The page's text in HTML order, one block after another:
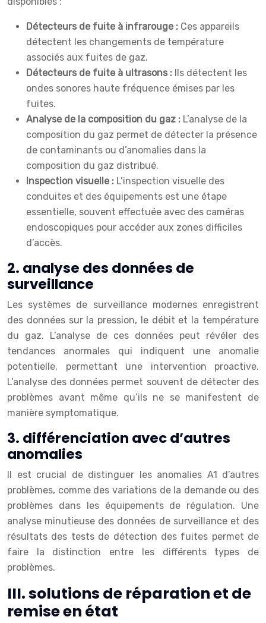
Détecteurs de fuite à infrarouge : Ces appareils
détectent les changements de température
associés aux fuites de gaz.
Détecteurs de fuite à ultrasons :
Ils détectent les
ondes sonores haute fréquence émises par les
fuites.
Analyse de la composition du gaz : L’analyse de la
composition du gaz permet de détecter la présence
de contaminants ou d’anomalies dans la
composition du gaz distribué.
Inspection visuelle : L’inspection visuelle des
conduites et des équipements est une étape
essentielle, souvent effectuée avec des caméras
endoscopiques pour accéder aux zones difficiles
d’accès.
2. analyse des données de
surveillance
Les systèmes de surveillance modernes enregistrent
des données sur la pression, le débit et la température
du gaz. L’analyse de ces données peut révéler des
tendances anormales qui indiquent une anomalie
potentielle, permettant une intervention proactive.
L’analyse des données permet souvent de détecter des
problèmes avant même qu’ils ne se manifestent de
manière symptomatique.
3. différenciation avec d’autres
anomalies
Il est crucial de distinguer les anomalies A1 d’autres
problèmes, comme des variations de la demande ou des
problèmes dans les équipements de régulation. Une
analyse minutieuse des données de surveillance et des
résultats des tests de détection des fuites permet de
faire la distinction entre les différents types de
problèmes.
III. solutions de réparation et de
remise en état